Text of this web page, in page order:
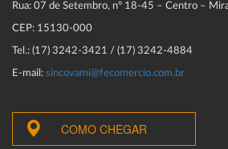
Rua: 07 de Setembro, n° 18-45 – Centro –
CEP: 15130-000
Tel.: (17) 3242-3421 / (17) 3242-4884
E-mail: sincovami@fecomercio.com.br
COMO CHEGAR